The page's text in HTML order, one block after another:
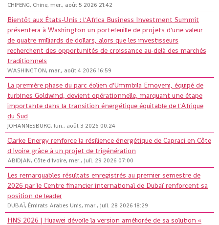
CHIFENG, Chine, mer., août 5 2026 21:42
Bientôt aux États-Unis : l'Africa Business Investment Summit
présentera à Washington un portefeuille de projets d'une valeur
de quatre milliards de dollars, alors que les investisseurs
recherchent des opportunités de croissance au-delà des marchés
traditionnels
WASHINGTON, mar., août 4 2026 16:59
La première phase du parc éolien d'Ummbila Emoyeni, équipé de
turbines Goldwind, devient opérationnelle, marquant une étape
importante dans la transition énergétique équitable de l'Afrique
du Sud
JOHANNESBURG, lun., août 3 2026 00:24
Clarke Energy renforce la résilience énergétique de Capraci en Côte
d'Ivoire grâce à un projet de trigénération
ABIDJAN, Côte d'Ivoire, mer., juil. 29 2026 07:00
Les remarquables résultats enregistrés au premier semestre de
2026 par le Centre financier international de Dubaï renforcent sa
position de leader
DUBAÏ, Émirats Arabes Unis, mar., juil. 28 2026 18:29
HNS 2026 | Huawei dévoile la version améliorée de sa solution «